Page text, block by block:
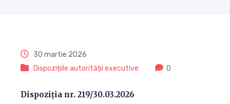
30 martie 2026
Dispozițiile autorității executive
0
Dispoziția nr. 219/30.03.2026